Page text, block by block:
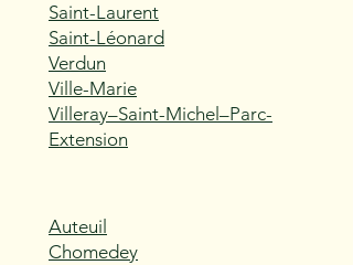
Saint-Laurent
Saint-Léonard
Verdun
Ville-Marie
Villeray–Saint-Michel–Parc-
Extension
Auteuil
Chomedey